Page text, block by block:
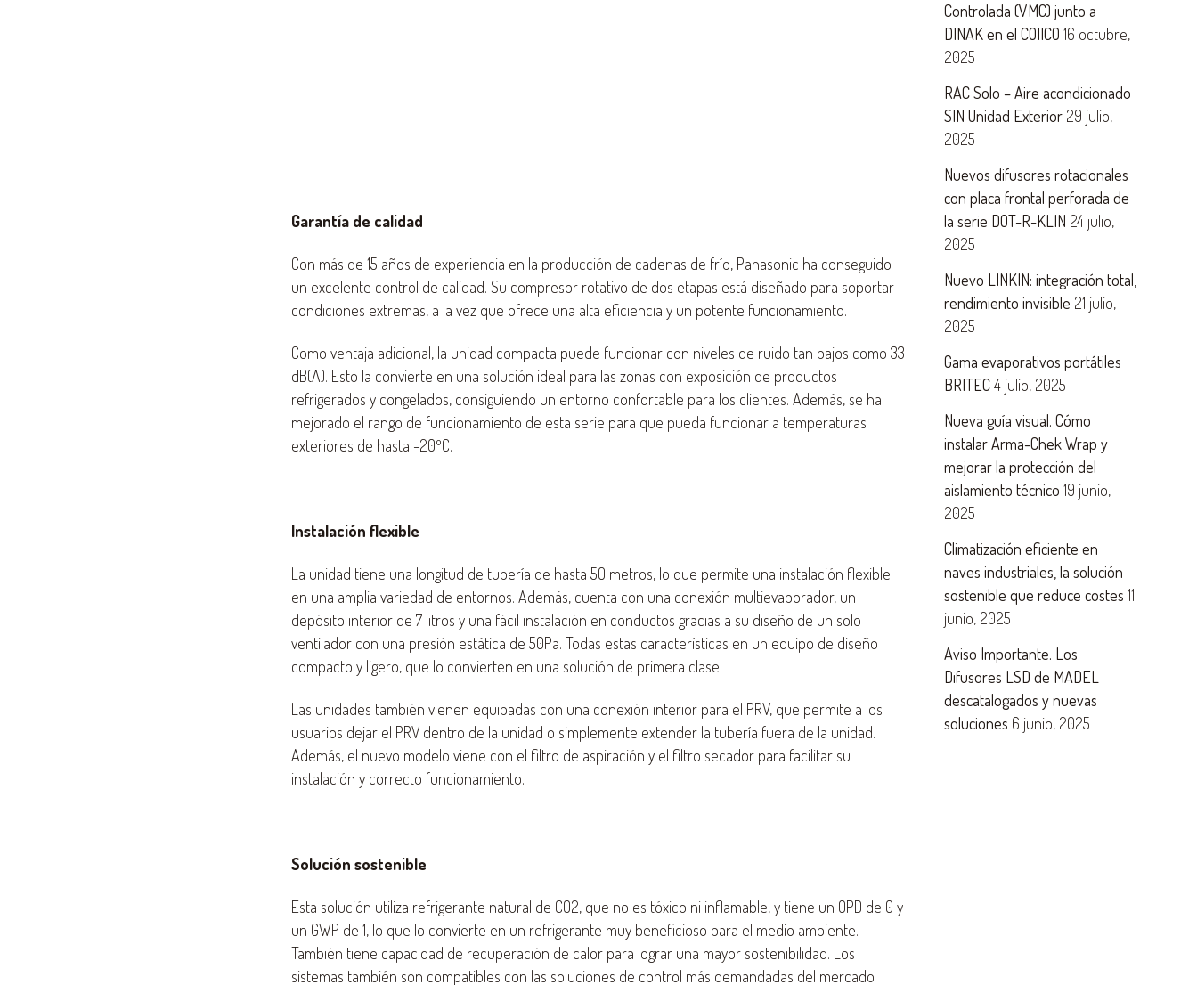
Garantía de calidad
Con más de 15 años de experiencia en la producción de cadenas de frío, Panasonic ha conseguido
un excelente control de calidad. Su compresor rotativo de dos etapas está diseñado para soportar
condiciones extremas, a la vez que ofrece una alta eficiencia y un potente funcionamiento.
Como ventaja adicional, la unidad compacta puede funcionar con niveles de ruido tan bajos como 33
dB(A). Esto la convierte en una solución ideal para las zonas con exposición de productos
refrigerados y congelados, consiguiendo un entorno confortable para los clientes. Además, se ha
mejorado el rango de funcionamiento de esta serie para que pueda funcionar a temperaturas
exteriores de hasta -20ºC.
Instalación flexible
La unidad tiene una longitud de tubería de hasta 50 metros, lo que permite una instalación flexible
en una amplia variedad de entornos. Además, cuenta con una conexión multievaporador, un
depósito interior de 7 litros y una fácil instalación en conductos gracias a su diseño de un solo
ventilador con una presión estática de 50Pa. Todas estas características en un equipo de diseño
compacto y ligero, que lo convierten en una solución de primera clase.
Las unidades también vienen equipadas con una conexión interior para el PRV, que permite a los
usuarios dejar el PRV dentro de la unidad o simplemente extender la tubería fuera de la unidad.
Además, el nuevo modelo viene con el filtro de aspiración y el filtro secador para facilitar su
instalación y correcto funcionamiento.
Solución sostenible
Esta solución utiliza refrigerante natural de CO2, que no es tóxico ni inflamable, y tiene un OPD de 0 y
un GWP de 1, lo que lo convierte en un refrigerante muy beneficioso para el medio ambiente.
También tiene capacidad de recuperación de calor para lograr una mayor sostenibilidad. Los
sistemas también son compatibles con las soluciones de control más demandadas del mercado
Controlada (VMC) junto a
DINAK en el COIICO 16 octubre,
2025
RAC Solo – Aire acondicionado
SIN Unidad Exterior 29 julio,
2025
Nuevos difusores rotacionales
con placa frontal perforada de
la serie DOT-R-KLIN 24 julio,
2025
Nuevo LINKIN: integración total,
rendimiento invisible 21 julio,
2025
Gama evaporativos portátiles
BRITEC 4 julio, 2025
Nueva guía visual. Cómo
instalar Arma-Chek Wrap y
mejorar la protección del
aislamiento técnico 19 junio,
2025
Climatización eficiente en
naves industriales, la solución
sostenible que reduce costes 11
junio, 2025
Aviso Importante. Los
Difusores LSD de MADEL
descatalogados y nuevas
soluciones 6 junio, 2025